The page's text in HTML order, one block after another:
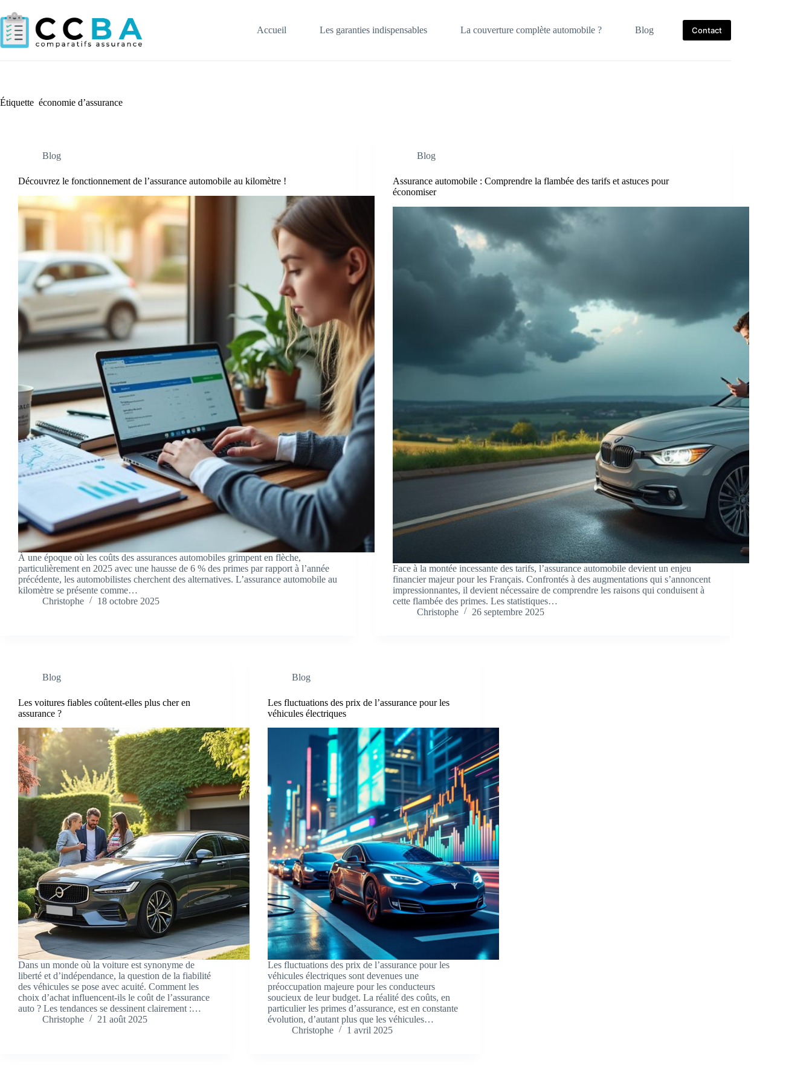
au
contenu
Accueil Les garanties indispensables La couverture complète automobile ? Blog Contact
Étiquette économie d’assurance
Blog
Découvrez le fonctionnement de l’assurance automobile au kilomètre !
À une époque où les coûts des assurances automobiles grimpent en flèche,
particulièrement en 2025 avec une hausse de 6 % des primes par rapport à l’année
précédente, les automobilistes cherchent des alternatives. L’assurance automobile au
kilomètre se présente comme…
Christophe
18 octobre 2025
Blog
Assurance automobile : Comprendre la flambée des tarifs et astuces pour
économiser
Face à la montée incessante des tarifs, l’assurance automobile devient un enjeu
financier majeur pour les Français. Confrontés à des augmentations qui s’annoncent
impressionnantes, il devient nécessaire de comprendre les raisons qui conduisent à
cette flambée des primes. Les statistiques…
Christophe
26 septembre 2025
Blog
Les voitures fiables coûtent-elles plus cher en
assurance ?
Dans un monde où la voiture est synonyme de
liberté et d’indépendance, la question de la fiabilité
des véhicules se pose avec acuité. Comment les
choix d’achat influencent-ils le coût de l’assurance
auto ? Les tendances se dessinent clairement :…
Christophe
21 août 2025
Blog
Les fluctuations des prix de l’assurance pour les
véhicules électriques
Les fluctuations des prix de l’assurance pour les
véhicules électriques sont devenues une
préoccupation majeure pour les conducteurs
soucieux de leur budget. La réalité des coûts, en
particulier les primes d’assurance, est en constante
évolution, d’autant plus que les véhicules…
Christophe
1 avril 2025